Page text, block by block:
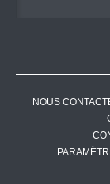
NOUS